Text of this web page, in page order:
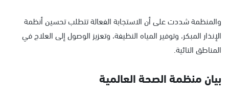
والمنظمة شددت على أن الاستجابة الفعالة تتطلب تحسين أنظمة
الإنذار المبكر، وتوفير المياه النظيفة، وتعزيز الوصول إلى العلاج في
المناطق النائية.
بيان منظمة الصحة العالمية